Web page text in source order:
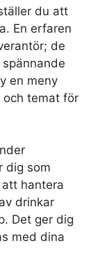
du att
En erfaren
de
en meny
och temat för
dig som
hantera
drinkar
Det ger dig
med dina